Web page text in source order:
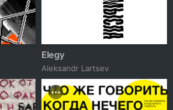
Elegy
Аleksandr Lartsev